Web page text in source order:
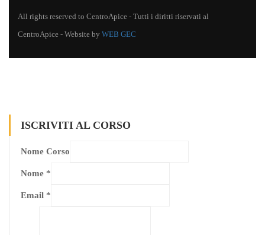
All rights reserved to CentroApice - Tutti i diritti riservati al
CentroApice - Website by WEB GEC
ISCRIVITI AL CORSO
Nome Corso
Nome *
Email *